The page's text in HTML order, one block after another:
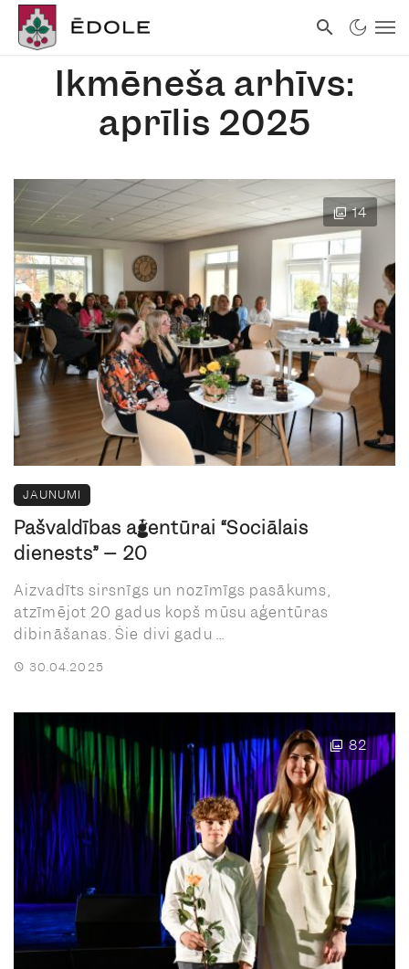
Ikmēneša arhīvs:
aprīlis 2025
14
JAUNUMI
Pašvaldības aģentūrai “Sociālais
dienests” – 20
Aizvadīts sirsnīgs un nozīmīgs pasākums,
atzīmējot 20 gadus kopš mūsu aģentūras
dibināšanas. Šie divi gadu ...
30.04.2025
82